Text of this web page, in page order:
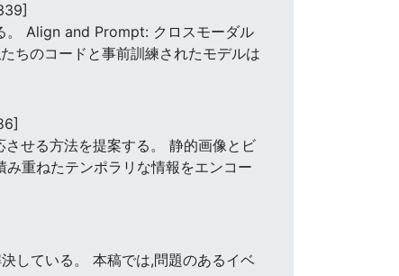
。 Align and Prompt: クロスモーダル
ちのコードと事前訓練されたモデルは
せる方法を提案する。 静的画像とビ
重ねたテンポラリな情報をエンコー
している。 本稿では,問題のあるイベ